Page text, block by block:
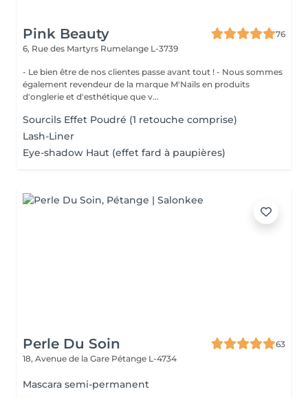
Pink Beauty
76
6, Rue des Martyrs Rumelange L-3739
- Le bien être de nos clientes passe avant tout ! - Nous sommes
également revendeur de la marque M'Nails en produits
d'onglerie et d'esthétique que v...
Sourcils Effet Poudré (1 retouche comprise)
Lash-Liner
Eye-shadow Haut (effet fard à paupières)
Perle Du Soin
63
18, Avenue de la Gare Pétange L-4734
Mascara semi-permanent